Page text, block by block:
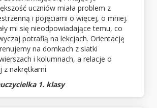
uczniów miała problem z
i pojęciami o więcej, o mniej.
mi się nieodpowiadające temu, co
potrafią na lekcjach. Orientację
na domkach z siatki
i kolumnach, a relacje o
z nakrętkami.
1. klasy